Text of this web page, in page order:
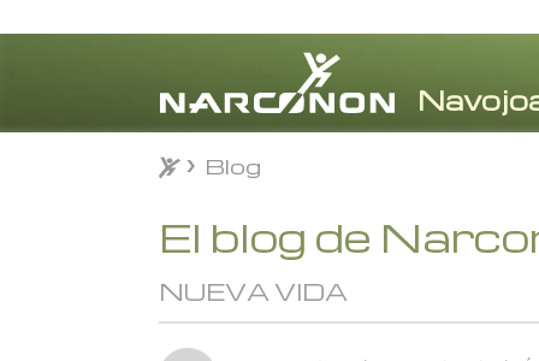
Blog
El blog de
NUEVA VIDA
Blog